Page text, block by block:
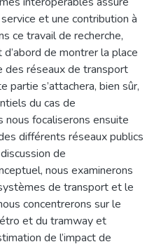
et une contribution à
ce travail de recherche,
de montrer la place
des réseaux de transport
partie s’attachera, bien sûr,
du cas de
nous focaliserons ensuite
différents réseaux publics
de
nous examinerons
de transport et le
concentrerons sur le
et du tramway et
de l’impact de